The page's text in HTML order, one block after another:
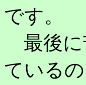
です。
最後に
ている